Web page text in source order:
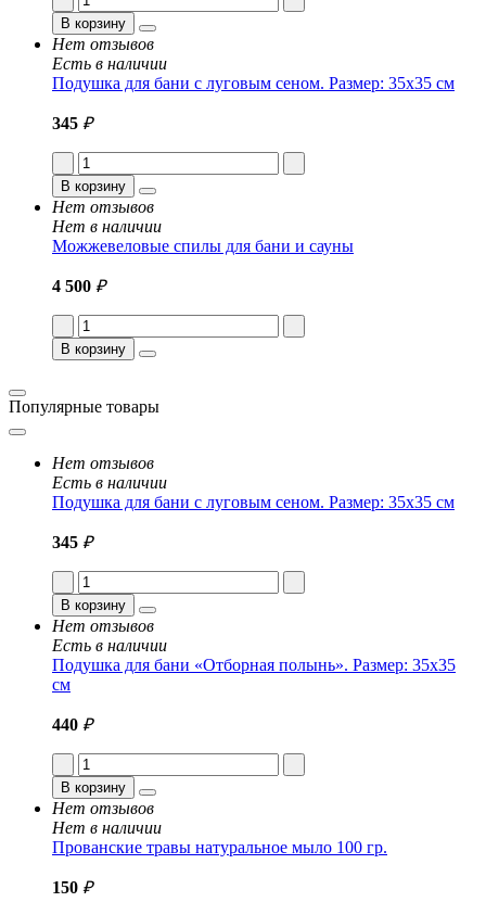
В корзину
Нет отзывов
Есть в наличии
Подушка для бани с луговым сеном. Размер: 35x35 см
345 ₽
В корзину
Нет отзывов
Нет в наличии
Можжевеловые спилы для бани и сауны
4 500 ₽
В корзину
Популярные товары
Нет отзывов
Есть в наличии
Подушка для бани с луговым сеном. Размер: 35x35 см
345 ₽
В корзину
Нет отзывов
Есть в наличии
Подушка для бани «Отборная полынь». Размер: 35x35
см
440 ₽
В корзину
Нет отзывов
Нет в наличии
Прованские травы натуральное мыло 100 гр.
150 ₽